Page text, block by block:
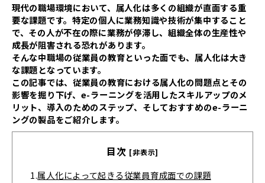
現代の職場環境において、属人化は多くの組織が直面する重
要な課題です。特定の個人に業務知識や技術が集中すること
で、その人が不在の際に業務が停滞し、組織全体の生産性や
成長が阻害される恐れがあります。
そんな中職場の従業員の教育といった面でも、属人化は大き
な課題となっています。
この記事では、従業員の教育における属人化の問題点とその
影響を掘り下げ、e-ラーニングを活用したスキルアップのメ
リット、導入のためのステップ、そしておすすめのe-ラーニ
ングの製品をご紹介します。
目次 [非表示]
1.属人化によって起きる従業員育成面での課題